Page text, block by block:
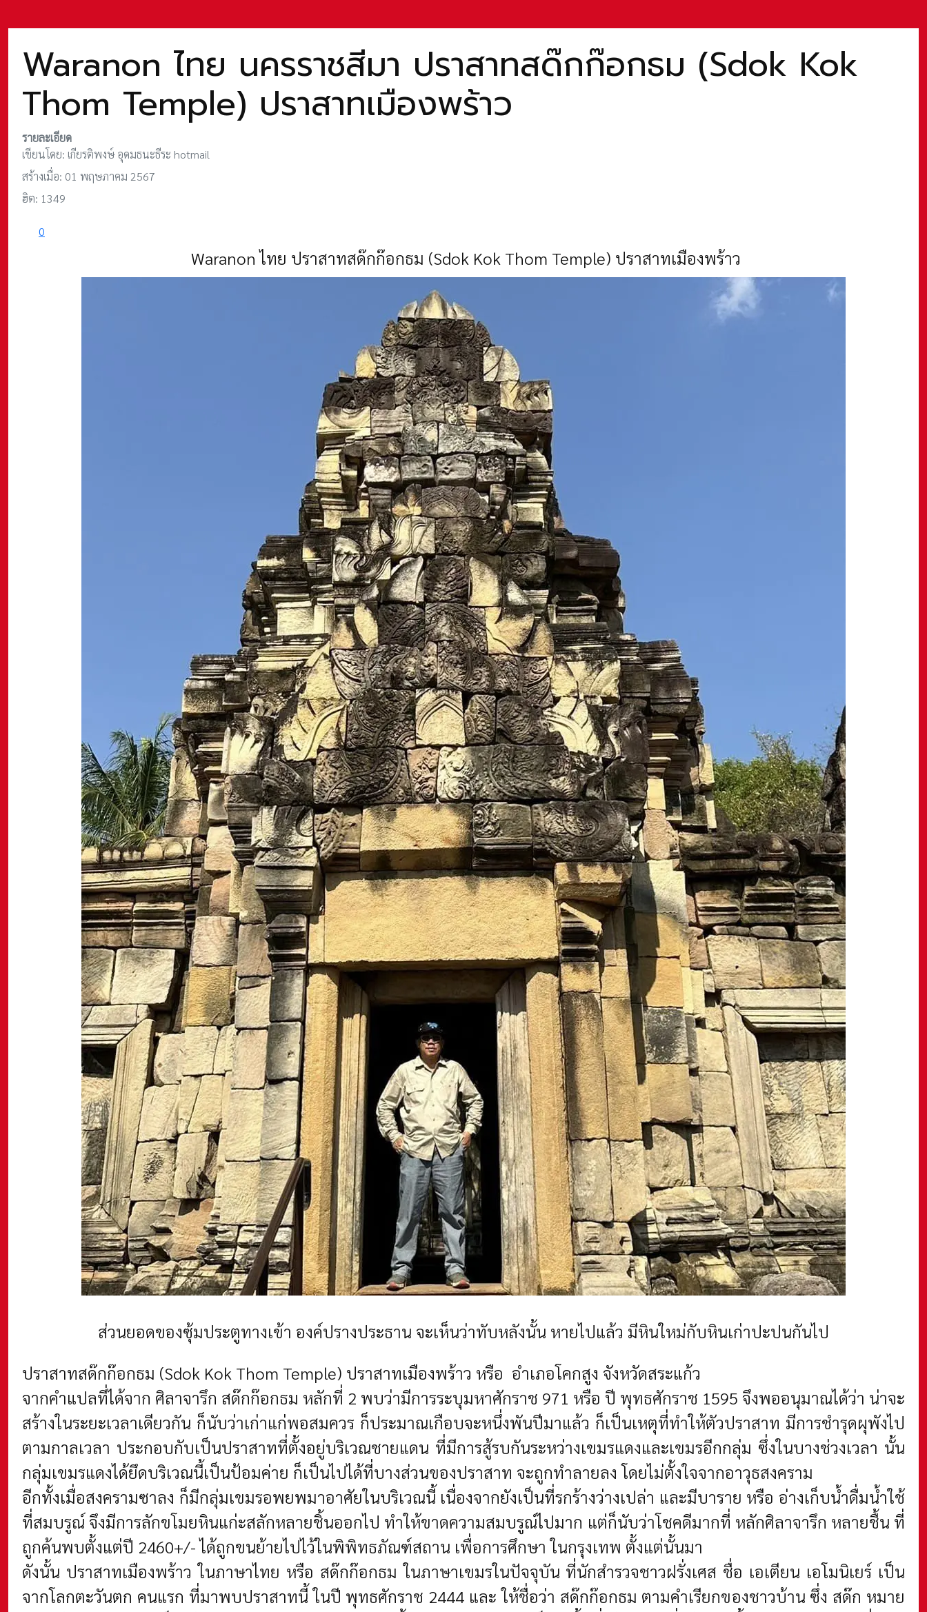
Waranon ไทย นครราชสีมา ปราสาทสด๊กก๊อกธม (Sdok Kok
Thom Temple) ปราสาทเมืองพร้าว
รายละเอียด
เขียนโดย: เกียรติพงษ์ อุดมธนะธีระ hotmail
สร้างเมื่อ: 01 พฤษภาคม 2567
ฮิต: 1349
0
Waranon ไทย ปราสาทสด๊กก๊อกธม (Sdok Kok Thom Temple) ปราสาทเมืองพร้าว
ส่วนยอดของซุ้มประตูทางเข้า องค์ปรางประธาน จะเห็นว่าทับหลังนั้น หายไปแล้ว มีหินใหม่กับหินเก่าปะปนกันไป
ปราสาทสด๊กก๊อกธม (Sdok Kok Thom Temple) ปราสาทเมืองพร้าว หรือ อำเภอโคกสูง จังหวัดสระแก้ว
จากคำแปลที่ได้จาก ศิลาจารึก สด๊กก๊อกธม หลักที่ 2 พบว่ามีการระบุมหาศักราช 971 หรือ ปี พุทธศักราช 1595 จึงพออนุมาณได้ว่า น่าจะ
สร้างในระยะเวลาเดียวกัน ก็นับว่าเก่าแก่พอสมควร ก็ประมาณเกือบจะหนึ่งพันปีมาแล้ว ก็เป็นเหตุที่ทำให้ตัวปราสาท มีการชำรุดผุพังไป
ตามกาลเวลา ประกอบกับเป็นปราสาทที่ตั้งอยู่บริเวณชายแดน ที่มีการสู้รบกันระหว่างเขมรแดงและเขมรอีกกลุ่ม ซึ่งในบางช่วงเวลา นั้น
กลุ่มเขมรแดงได้ยึดบริเวณนี้เป็นป้อมค่าย ก็เป็นไปได้ที่บางส่วนของปราสาท จะถูกทำลายลง โดยไม่ตั้งใจจากอาวุธสงคราม
อีกทั้งเมื่อสงครามซาลง ก็มีกลุ่มเขมรอพยพมาอาศัยในบริเวณนี้ เนื่องจากยังเป็นที่รกร้างว่างเปล่า และมีบาราย หรือ อ่างเก็บน้ำดื่มน้ำใช้
ที่สมบรูณ์ จึงมีการลักขโมยหินแก่ะสลักหลายชิ้นออกไป ทำให้ขาดความสมบรูณ์ไปมาก แต่ก็นับว่าโชคดีมากที่ หลักศิลาจารึก หลายชื้น ที่
ถูกค้นพบตั้งแต่ปี 2460+/- ได้ถูกขนย้ายไปไว้ในพิพิทธภัณฑ์สถาน เพื่อการศึกษา ในกรุงเทพ ตั้งแต่นั้นมา
ดังนั้น ปราสาทเมืองพร้าว ในภาษาไทย หรือ สด๊กก๊อกธม ในภาษาเขมรในปัจจุบัน ที่นักสำรวจชาวฝรั่งเศส ชื่อ เอเตียน เอโมนิเยร์ เป็น
จากโลกตะวันตก คนแรก ที่มาพบปราสาทนี้ ในปี พุทธศักราช 2444 และ ให้ชื่อว่า สด๊กก๊อกธม ตามคำเรียกของชาวบ้าน ซึ่ง สด๊ก หมาย